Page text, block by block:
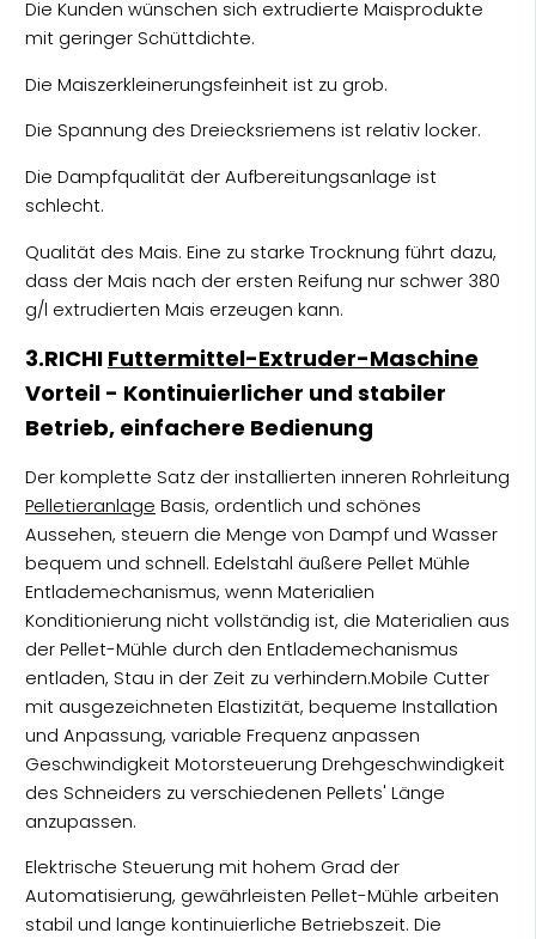
Die Kunden wünschen sich extrudierte Maisprodukte
mit geringer Schüttdichte.
Die Maiszerkleinerungsfeinheit ist zu grob.
Die Spannung des Dreiecksriemens ist relativ locker.
Die Dampfqualität der Aufbereitungsanlage ist
schlecht.
Qualität des Mais. Eine zu starke Trocknung führt dazu,
dass der Mais nach der ersten Reifung nur schwer 380
g/l extrudierten Mais erzeugen kann.
3.RICHI Futtermittel-Extruder-Maschine
Vorteil - Kontinuierlicher und stabiler
Betrieb, einfachere Bedienung
Der komplette Satz der installierten inneren Rohrleitung
Pelletieranlage Basis, ordentlich und schönes
Aussehen, steuern die Menge von Dampf und Wasser
bequem und schnell. Edelstahl äußere Pellet Mühle
Entlademechanismus, wenn Materialien
Konditionierung nicht vollständig ist, die Materialien aus
der Pellet-Mühle durch den Entlademechanismus
entladen, Stau in der Zeit zu verhindern.Mobile Cutter
mit ausgezeichneten Elastizität, bequeme Installation
und Anpassung, variable Frequenz anpassen
Geschwindigkeit Motorsteuerung Drehgeschwindigkeit
des Schneiders zu verschiedenen Pellets' Länge
anzupassen.
Elektrische Steuerung mit hohem Grad der
Automatisierung, gewährleisten Pellet-Mühle arbeiten
stabil und lange kontinuierliche Betriebszeit. Die